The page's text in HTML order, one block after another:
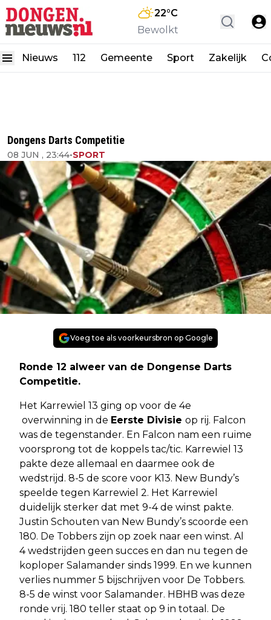
22°C
Bewolkt
Nieuws 112 Gemeente Sport Zakelijk
Dongens Darts Competitie
08 JUN , 23:44•SPORT
Voeg toe als voorkeursbron op Google
Ronde 12 alweer van de Dongense Darts
Competitie.
Het Karrewiel 13 ging op voor de 4e
overwinning in de Eerste Divisie op rij. Falcon
was de tegenstander. En Falcon nam een ruime
voorsprong tot de koppels tac/tic. Karrewiel 13
pakte deze allemaal en daarmee ook de
wedstrijd. 8-5 de score voor K13. New Bundy’s
speelde tegen Karrewiel 2. Het Karrewiel
duidelijk sterker dat met 9-4 de winst pakte.
Justin Schouten van New Bundy’s scoorde een
180. De Tobbers zijn op zoek naar een winst. Al
4 wedstrijden geen succes en dan nu tegen de
koploper Salamander sinds 1999. En we kunnen
verlies nummer 5 bijschrijven voor De Tobbers.
8-5 de winst voor Salamander. HBHB was deze
ronde vrij. 180 teller staat op 9 in totaal. De